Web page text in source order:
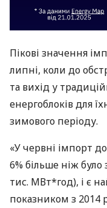
Пікові значення
липні, коли до
та вихід у
енергоблоків для
зимового періоду.
«У червні імпорт
6% більше ніж було
тис. МВт*год), і є
показником з